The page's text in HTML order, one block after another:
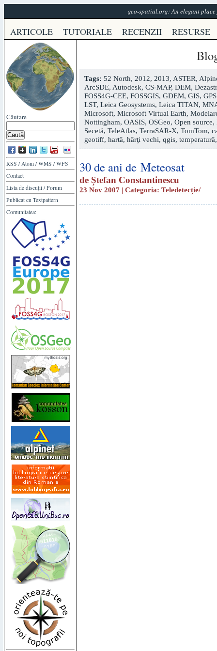
geo-spatial.org: An elegant
ARTICOLE TUTORIALE RECENZII RESURSE
Căutare
RSS /Atom /WMS /WFS
Contact
Lista de discuții /Forum
Publicat cu Textpattern
Comunitatea:
Tags: 52 North, 2012, 2013, ASTER,
ArcSDE, Autodesk, CS-MAP, DEM,
FOSS4G-CEE, FOSSGIS, GDEM, GIS, GPS
LST, Leica Geosystems, Leica TITAN,
Microsoft, Microsoft Virtual Earth,
Nottingham, OASIS, OSGeo, Open source,
Secetă, TeleAtlas, TerraSAR-X, TomTom,
geotiff, hartă, hărţi vechi, qgis, temperatură
30 de ani de Meteosat
de Ștefan Constantinescu
23 Nov 2007 | Categoria: Teledetecție/